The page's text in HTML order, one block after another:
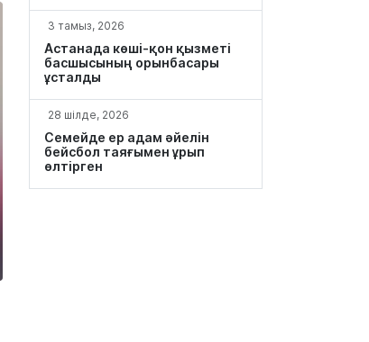
3 тамыз, 2026
Астанада көші-қон қызметі
басшысының орынбасары
ұсталды
28 шілде, 2026
Семейде ер адам әйелін
бейсбол таяғымен ұрып
өлтірген